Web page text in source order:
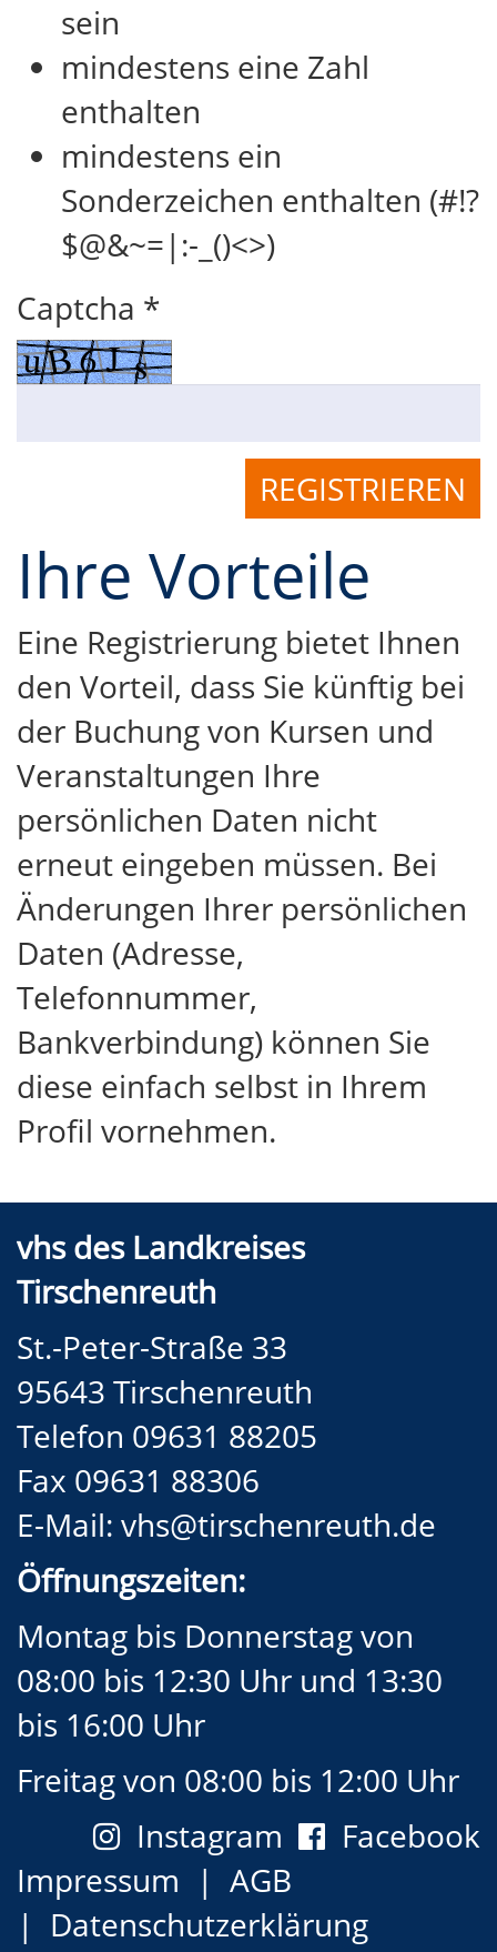
sein
mindestens eine Zahl
enthalten
mindestens ein
Sonderzeichen enthalten (#!?
$@&~=|:-_()<>)
Captcha *
REGISTRIEREN
Ihre Vorteile
Eine Registrierung bietet Ihnen
den Vorteil, dass Sie künftig bei
der Buchung von Kursen und
Veranstaltungen Ihre
persönlichen Daten nicht
erneut eingeben müssen. Bei
Änderungen Ihrer persönlichen
Daten (Adresse,
Telefonnummer,
Bankverbindung) können Sie
diese einfach selbst in Ihrem
Profil vornehmen.
vhs des Landkreises
Tirschenreuth
St.-Peter-Straße 33
95643 Tirschenreuth
Telefon 09631 88205
Fax 09631 88306
E-Mail: vhs@tirschenreuth.de
Öffnungszeiten:
Montag bis Donnerstag von
08:00 bis 12:30 Uhr und 13:30
bis 16:00 Uhr
Freitag von 08:00 bis 12:00 Uhr
Facebook
Instagram
Impressum
AGB
Datenschutzerklärung